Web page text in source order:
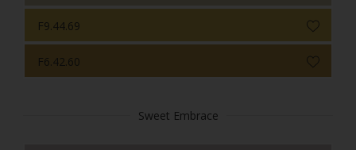
F9.44.69
F6.42.60
Sweet Embrace